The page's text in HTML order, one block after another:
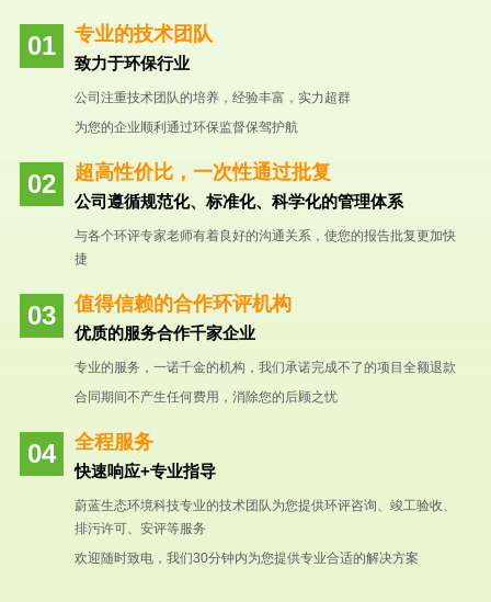
专业的技术团队
致力于环保行业
公司注重技术团队的培养，经验丰富，实力超群
为您的企业顺利通过环保监督保驾护航
超高性价比，一次性通过批复
公司遵循规范化、标准化、科学化的管理体系
与各个环评专家老师有着良好的沟通关系，使您的报告批复更加快
捷
值得信赖的合作环评机构
优质的服务合作千家企业
专业的服务，一诺千金的机构，我们承诺完成不了的项目全额退款
合同期间不产生任何费用，消除您的后顾之忧
全程服务
快速响应+专业指导
蔚蓝生态环境科技专业的技术团队为您提供环评咨询、竣工验收、
排污许可、安评等服务
欢迎随时致电，我们30分钟内为您提供专业合适的解决方案